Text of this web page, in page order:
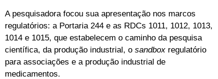
A pesquisadora focou sua apresentação nos marcos
regulatórios: a Portaria 244 e as RDCs 1011, 1012, 1013,
1014 e 1015, que estabelecem o caminho da pesquisa
científica, da produção industrial, o sandbox regulatório
para associações e a produção industrial de
medicamentos.